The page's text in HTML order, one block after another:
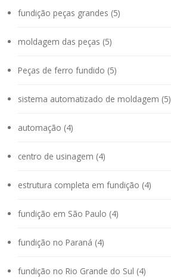
fundição peças grandes (5)
moldagem das peças (5)
Peças de ferro fundido (5)
sistema automatizado de moldagem (5)
automação (4)
centro de usinagem (4)
estrutura completa em fundição (4)
fundição em São Paulo (4)
fundição no Paraná (4)
fundição no Rio Grande do Sul (4)